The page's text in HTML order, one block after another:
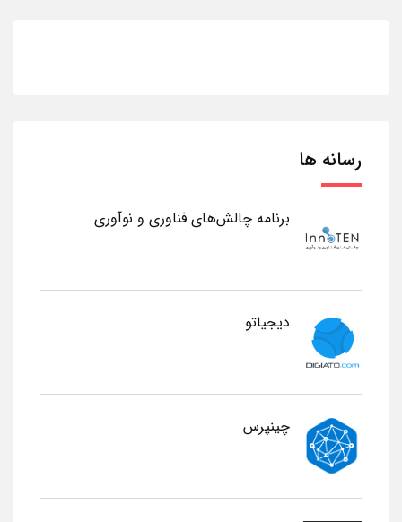
رسانه ها
برنامه چالش‌های فناوری و نوآوری
دیجیاتو
چینپرس